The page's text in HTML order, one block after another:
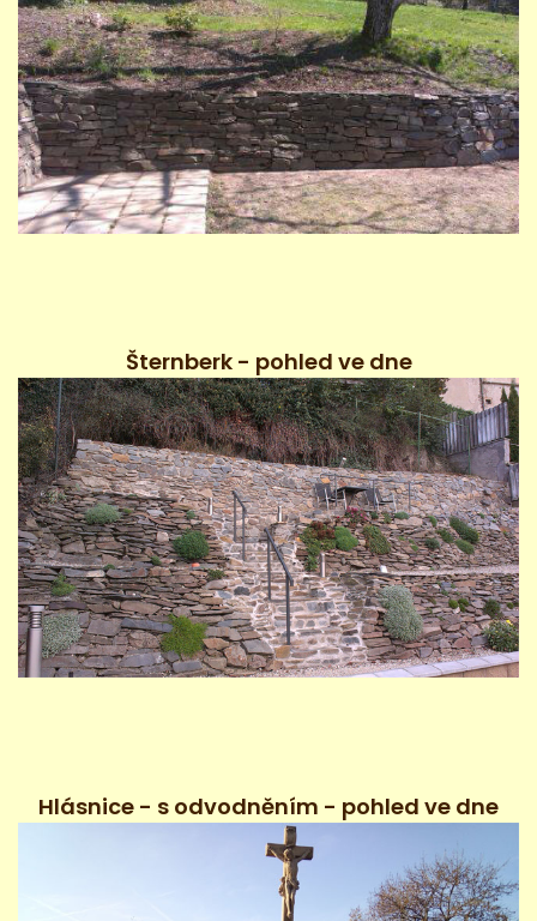
Šternberk - pohled ve dne
Hlásnice - s odvodněním - pohled ve dne